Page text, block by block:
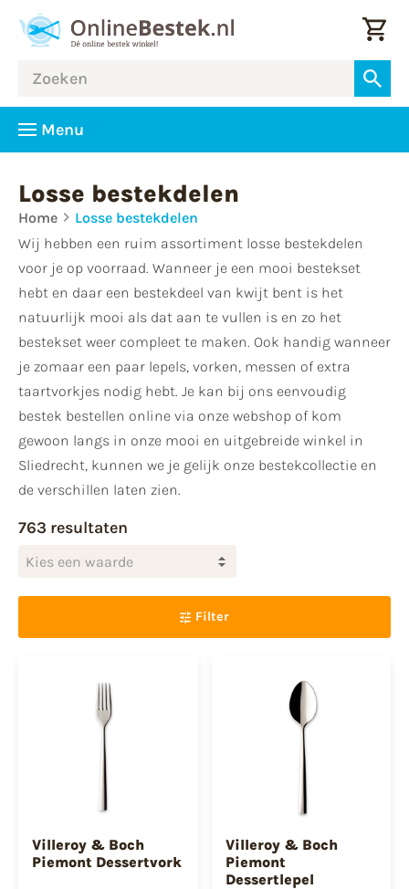
Menu
Losse bestekdelen
Home
Losse bestekdelen
Wij hebben een ruim assortiment losse bestekdelen
voor je op voorraad. Wanneer je een mooi bestekset
hebt en daar een bestekdeel van kwijt bent is het
natuurlijk mooi als dat aan te vullen is en zo het
bestekset weer compleet te maken. Ook handig wanneer
je zomaar een paar lepels, vorken, messen of extra
taartvorkjes nodig hebt. Je kan bij ons eenvoudig
bestek bestellen online via onze webshop of kom
gewoon langs in onze mooi en uitgebreide winkel in
Sliedrecht, kunnen we je gelijk onze bestekcollectie en
de verschillen laten zien.
763 resultaten
Kies een waarde
Filter
Villeroy & Boch
Piemont Dessertvork
Villeroy & Boch
Piemont
Dessertlepel